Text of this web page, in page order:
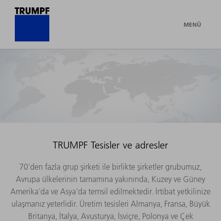
MENÜ
TRUMPF Tesisler ve adresler
70'den fazla grup şirketi ile birlikte şirketler grubumuz,
Avrupa ülkelerinin tamamına yakınında, Kuzey ve Güney
Amerika'da ve Asya'da temsil edilmektedir. İrtibat yetkilinize
ulaşmanız yeterlidir. Üretim tesisleri Almanya, Fransa, Büyük
Britanya, İtalya, Avusturya, İsviçre, Polonya ve Çek